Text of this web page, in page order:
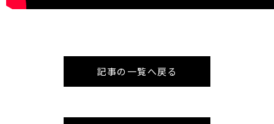
記事の一覧へ戻る